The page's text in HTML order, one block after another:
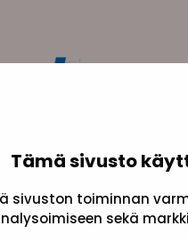
Tämä sivusto
sivuston toiminnan
sekä